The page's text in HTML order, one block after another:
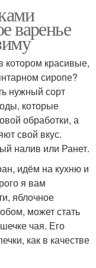
варенье
котором красивые,
сиропе?
нужный сорт
которые
обработки, а
свой вкус.
налив или Ранет.
идём на кухню и
я вам
яблочное
может стать
чая. Его
как в качестве